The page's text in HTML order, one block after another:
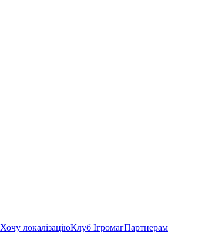
Хочу локалізаціюКлуб ІгромагПартнерам